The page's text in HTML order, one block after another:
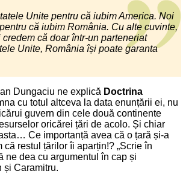
Unite pentru că iubim America. Noi
că iubim România. Cu alte cuvinte,
că doar într-un parteneriat
Unite, România își poate garanta
Dungaciu ne explică Doctrina
cu totul altceva la data enunțării ei, nu
guvern din cele două continente
oricărei țări de acolo. Și chiar
Ce importanță avea că o țară și-a
că restul țărilor îi aparțin!? „Scrie în
ne dea cu argumentul în cap și
și Caramitru.